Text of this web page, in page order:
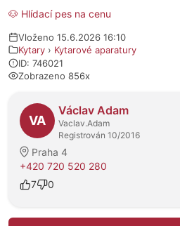
🐶 Hlídací pes na cenu
Vloženo 15.6.2026 16:10
Kytary › Kytarové aparatury
ID: 746021
Zobrazeno 856x
O prodejci
VA
Václav Adam
Vaclav.Adam
Registrován 10/2016
Praha 4
+420 720 520 280
7
0